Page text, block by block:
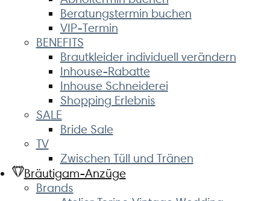
Beratungstermin buchen
VIP-Termin
BENEFITS
Brautkleider individuell verändern
Inhouse-Rabatte
Inhouse Schneiderei
Shopping Erlebnis
SALE
Bride Sale
TV
Zwischen Tüll und Tränen
Bräutigam-Anzüge
Brands